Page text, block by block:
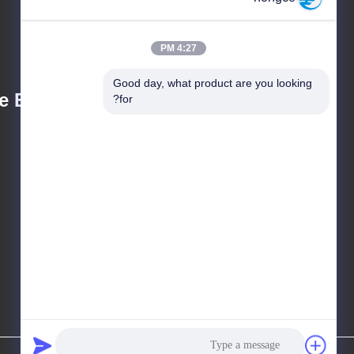
Equipment Co.,
4:27 PM
Good day, what product are you looking
for?